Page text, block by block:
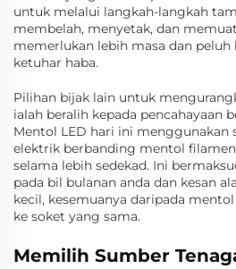
untuk melalui langkah-langkah
membelah, menyetak, dan
memerlukan lebih masa dan
ketuhar haba.
Pilihan bijak lain untuk
ialah beralih kepada pencahayaan
Mentol LED hari ini menggunakan
elektrik berbanding mentol
selama lebih sedekad. Ini
pada bil bulanan anda dan kesan
kecil, kesemuanya daripada
ke soket yang sama.
Memilih Sumber